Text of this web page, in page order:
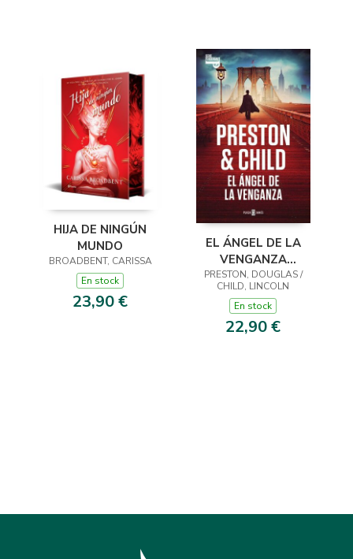
HIJA DE NINGÚN
MUNDO
BROADBENT, CARISSA
En stock
23,90 €
EL ÁNGEL DE LA
VENGANZA
(INSPECTOR
PENDERGAST 22)
PRESTON, DOUGLAS /
CHILD, LINCOLN
En stock
22,90 €